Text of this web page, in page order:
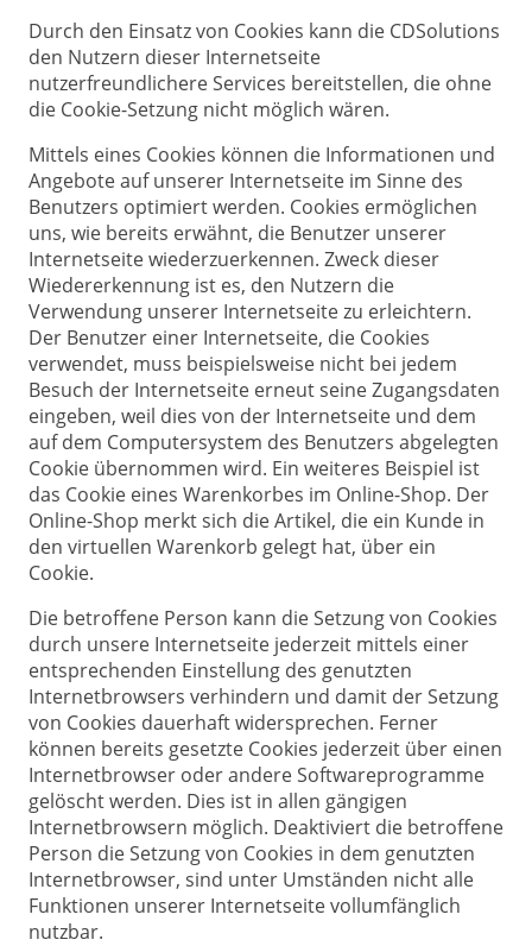
Durch den Einsatz von Cookies kann die CDSolutions
den Nutzern dieser Internetseite
nutzerfreundlichere Services bereitstellen, die ohne
die Cookie-Setzung nicht möglich wären.
Mittels eines Cookies können die Informationen und
Angebote auf unserer Internetseite im Sinne des
Benutzers optimiert werden. Cookies ermöglichen
uns, wie bereits erwähnt, die Benutzer unserer
Internetseite wiederzuerkennen. Zweck dieser
Wiedererkennung ist es, den Nutzern die
Verwendung unserer Internetseite zu erleichtern.
Der Benutzer einer Internetseite, die Cookies
verwendet, muss beispielsweise nicht bei jedem
Besuch der Internetseite erneut seine Zugangsdaten
eingeben, weil dies von der Internetseite und dem
auf dem Computersystem des Benutzers abgelegten
Cookie übernommen wird. Ein weiteres Beispiel ist
das Cookie eines Warenkorbes im Online-Shop. Der
Online-Shop merkt sich die Artikel, die ein Kunde in
den virtuellen Warenkorb gelegt hat, über ein
Cookie.
Die betroffene Person kann die Setzung von Cookies
durch unsere Internetseite jederzeit mittels einer
entsprechenden Einstellung des genutzten
Internetbrowsers verhindern und damit der Setzung
von Cookies dauerhaft widersprechen. Ferner
können bereits gesetzte Cookies jederzeit über einen
Internetbrowser oder andere Softwareprogramme
gelöscht werden. Dies ist in allen gängigen
Internetbrowsern möglich. Deaktiviert die betroffene
Person die Setzung von Cookies in dem genutzten
Internetbrowser, sind unter Umständen nicht alle
Funktionen unserer Internetseite vollumfänglich
nutzbar.